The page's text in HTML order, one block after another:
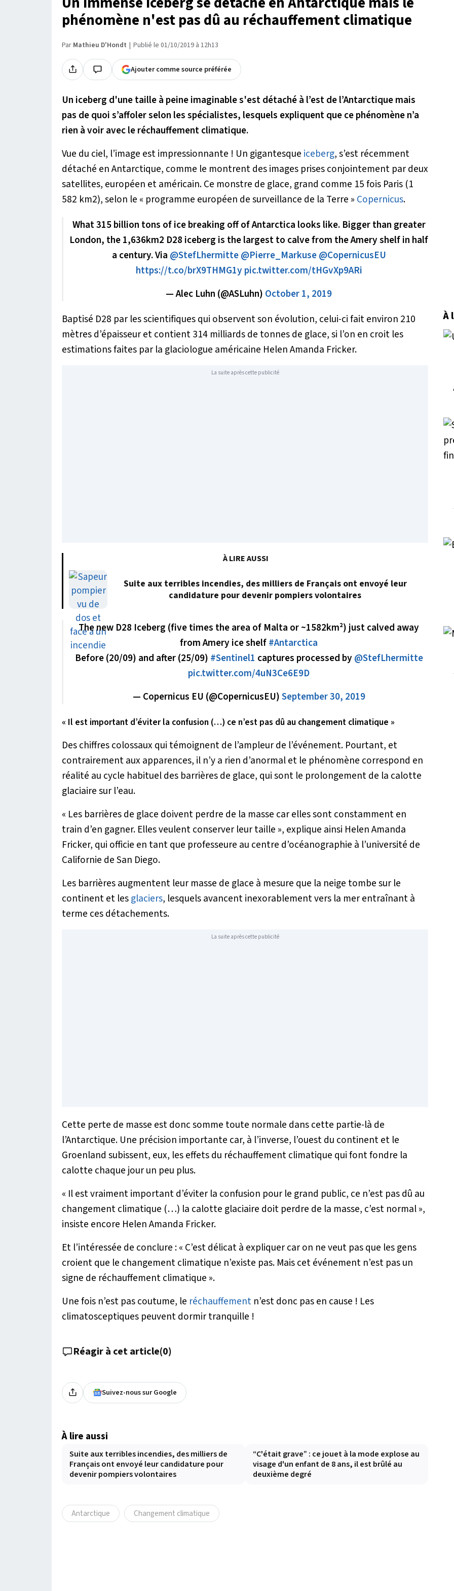
phénomène n'est pas dû au réchauffement climatique
Par Mathieu D'Hondt Publié le 01/10/2019 à 12h13
Ajouter comme source préférée
Un iceberg d'une taille à peine imaginable s'est détaché à l’est de l’Antarctique mais
pas de quoi s’affoler selon les spécialistes, lesquels expliquent que ce phénomène n’a
rien à voir avec le réchauffement climatique.
Vue du ciel, l’image est impressionnante ! Un gigantesque iceberg, s’est récemment
détaché en Antarctique, comme le montrent des images prises conjointement par deux
satellites, européen et américain. Ce monstre de glace, grand comme 15 fois Paris (1
582 km2), selon le « programme européen de surveillance de la Terre » Copernicus.
What 315 billion tons of ice breaking off of Antarctica looks like. Bigger than greater
London, the 1,636km2 D28 iceberg is the largest to calve from the Amery shelf in half
a century. Via @StefLhermitte@Pierre_Markuse@CopernicusEU
https://t.co/brX9THMG1ypic.twitter.com/tHGvXp9ARi
— Alec Luhn (@ASLuhn) October 1, 2019
Baptisé D28 par les scientifiques qui observent son évolution, celui-ci fait environ 210
mètres d’épaisseur et contient 314 milliards de tonnes de glace, si l’on en croit les
estimations faites par la glaciologue américaine Helen Amanda Fricker.
La suite après cette publicité
À LIRE AUSSI
Suite aux terribles incendies, des milliers de Français ont envoyé leur
candidature pour devenir pompiers volontaires
The new D28 Iceberg (five times the area of Malta or ~1582km²) just calved away
from Amery ice shelf#Antarctica
Before (20/09) and after (25/09) #Sentinel1 captures processed by@StefLhermitte
pic.twitter.com/4uN3Ce6E9D
— Copernicus EU (@CopernicusEU)September 30, 2019
« Il est important d’éviter la confusion (…) ce n’est pas dû au changement climatique »
Des chiffres colossaux qui témoignent de l’ampleur de l’événement. Pourtant, et
contrairement aux apparences, il n’y a rien d’anormal et le phénomène correspond en
réalité au cycle habituel des barrières de glace, qui sont le prolongement de la calotte
glaciaire sur l’eau.
« Les barrières de glace doivent perdre de la masse car elles sont constamment en
train d’en gagner. Elles veulent conserver leur taille », explique ainsi Helen Amanda
Fricker, qui officie en tant que professeure au centre d’océanographie à l’université de
Californie de San Diego.
Les barrières augmentent leur masse de glace à mesure que la neige tombe sur le
continent et lesglaciers, lesquels avancent inexorablement vers la mer entraînant à
terme ces détachements.
La suite après cette publicité
Cette perte de masse est donc somme toute normale dans cette partie-là de
l’Antarctique. Une précision importante car, à l’inverse, l’ouest du continent et le
Groenland subissent, eux, les effets du réchauffement climatique qui font fondre la
calotte chaque jour un peu plus.
« Il est vraiment important d’éviter la confusion pour le grand public, ce n’est pas dû au
changement climatique (…) la calotte glaciaire doit perdre de la masse, c’est normal»,
insiste encore Helen Amanda Fricker.
Et l’intéressée de conclure : « C’est délicat à expliquer car on ne veut pas que les gens
croient que le changement climatique n’existe pas. Mais cet événement n’est pas un
signe de réchauffement climatique ».
Une fois n’est pas coutume, le réchauffement n’est donc pas en cause ! Les
climatosceptiques peuvent dormir tranquille !
Réagir à cet article(0)
Suivez-nous sur Google
À lire aussi
Suite aux terribles incendies, des milliers de
Français ont envoyé leur candidature pour
devenir pompiers volontaires
“C'était grave” : ce jouet à la mode explose au
visage d'un enfant de 8 ans, il est brûlé au
deuxième degré
Antarctique Changement climatique
À